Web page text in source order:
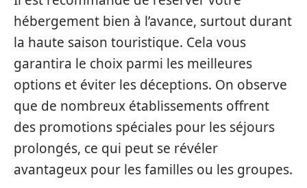
hébergement bien à l’avance, surtout durant
la haute saison touristique. Cela vous
garantira le choix parmi les meilleures
options et éviter les déceptions. On observe
que de nombreux établissements offrent
des promotions spéciales pour les séjours
prolongés, ce qui peut se révéler
avantageux pour les familles ou les groupes.